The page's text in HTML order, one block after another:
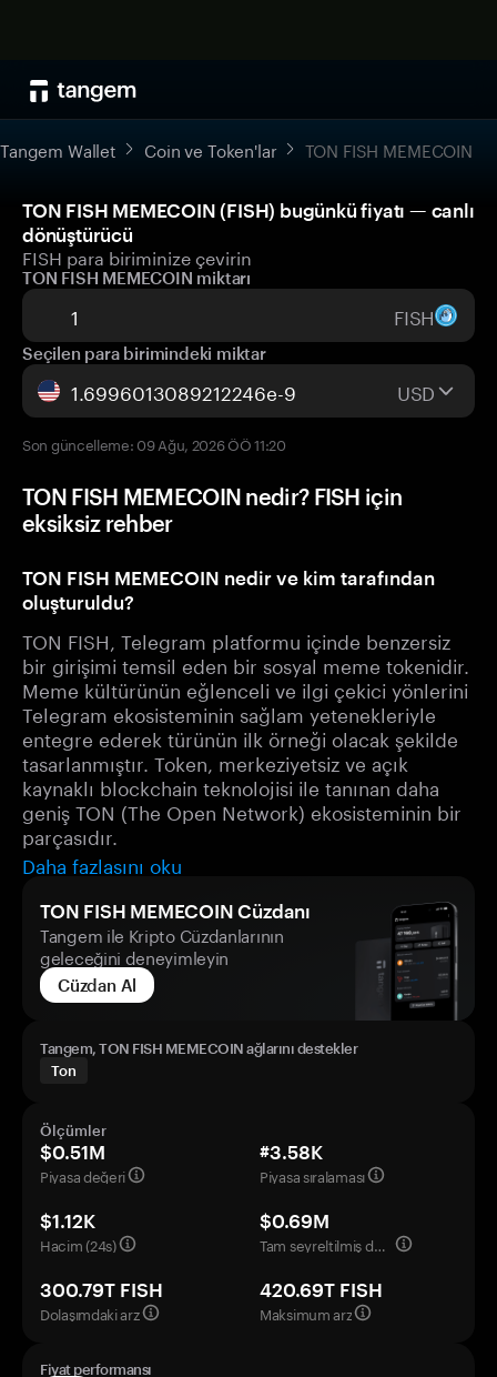
Tangem Wallet Coin ve Token'lar TON FISH MEMECOIN
TON FISH MEMECOIN (FISH) bugünkü fiyatı — canlı
dönüştürücü
FISH para biriminize çevirin
TON FISH MEMECOIN miktarı
FISH
Seçilen para birimindeki miktar
USD
Son güncelleme: 09 Ağu, 2026 ÖÖ 11:20
TON FISH MEMECOIN nedir? FISH için
eksiksiz rehber
TON FISH MEMECOIN nedir ve kim tarafından
oluşturuldu?
TON FISH, Telegram platformu içinde benzersiz
bir girişimi temsil eden bir sosyal meme tokenidir.
Meme kültürünün eğlenceli ve ilgi çekici yönlerini
Telegram ekosisteminin sağlam yetenekleriyle
entegre ederek türünün ilk örneği olacak şekilde
tasarlanmıştır. Token, merkeziyetsiz ve açık
kaynaklı blockchain teknolojisi ile tanınan daha
geniş TON (The Open Network) ekosisteminin bir
parçasıdır.
Daha fazlasını oku
TON FISH MEMECOIN Cüzdanı
Tangem ile Kripto Cüzdanlarının
geleceğini deneyimleyin
Cüzdan Al
Tangem, TON FISH MEMECOIN ağlarını destekler
Ton
Ölçümler
$0.51M
Piyasa değeri
#3.58K
Piyasa sıralaması
$1.12K
Hacim (24s)
$0.69M
Tam seyreltilmiş değerleme
300.79T FISH
Dolaşımdaki arz
420.69T FISH
Maksimum arz
Fiyat performansı